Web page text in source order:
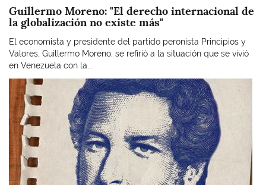
Guillermo Moreno: "El derecho internacional de
la globalización no existe más"
El economista y presidente del partido peronista Principios y
Valores, Guillermo Moreno, se refirió a la situación que se vivió
en Venezuela con la...
Imagen